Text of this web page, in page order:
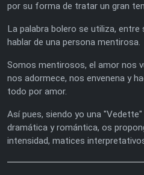
por su forma de tratar un gran
La palabra bolero se utiliza,
hablar de una persona mentirosa.
Somos mentirosos, el amor nos
nos adormece, nos envenena y
todo por amor.
Así pues, siendo yo una
dramática y romántica, os
intensidad, matices